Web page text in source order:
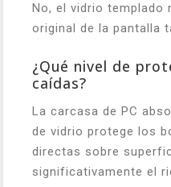
No, el vidrio templado
original de la pantalla
¿Qué nivel de
caídas?
La carcasa de PC
de vidrio protege los
directas sobre
significativamente el